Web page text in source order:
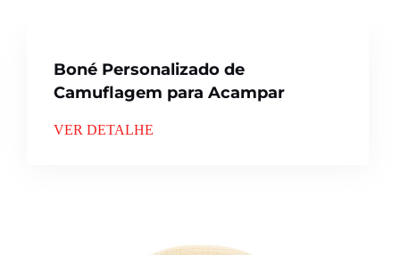
Boné Personalizado de
Camuflagem para Acampar
VER DETALHE